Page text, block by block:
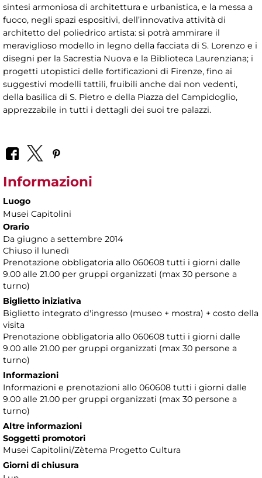
sintesi armoniosa di architettura e urbanistica, e la messa a
fuoco, negli spazi espositivi, dell’innovativa attività di
architetto del poliedrico artista: si potrà ammirare il
meraviglioso modello in legno della facciata di S. Lorenzo e i
disegni per la Sacrestia Nuova e la Biblioteca Laurenziana; i
progetti utopistici delle fortificazioni di Firenze, fino ai
suggestivi modelli tattili, fruibili anche dai non vedenti,
della basilica di S. Pietro e della Piazza del Campidoglio,
apprezzabile in tutti i dettagli dei suoi tre palazzi.
Informazioni
Luogo
Musei Capitolini
Orario
Da giugno a settembre 2014
Chiuso il lunedì
Prenotazione obbligatoria allo 060608 tutti i giorni dalle
9.00 alle 21.00 per gruppi organizzati (max 30 persone a
turno)
Biglietto iniziativa
Biglietto integrato d'ingresso (museo + mostra) + costo della
visita
Prenotazione obbligatoria allo 060608 tutti i giorni dalle
9.00 alle 21.00 per gruppi organizzati (max 30 persone a
turno)
Informazioni
Informazioni e prenotazioni allo 060608 tutti i giorni dalle
9.00 alle 21.00 per gruppi organizzati (max 30 persone a
turno)
Altre informazioni
Soggetti promotori
Musei Capitolini/Zètema Progetto Cultura
Giorni di chiusura